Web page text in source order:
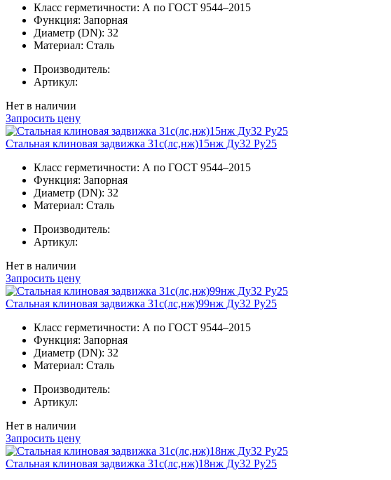
Класс герметичности: А по ГОСТ 9544–2015
Функция: Запорная
Диаметр (DN): 32
Материал: Сталь
Производитель:
Артикул:
Нет в наличии
Запросить цену
Стальная клиновая задвижка 31с(лс,нж)15нж Ду32 Ру25
Класс герметичности: А по ГОСТ 9544–2015
Функция: Запорная
Диаметр (DN): 32
Материал: Сталь
Производитель:
Артикул:
Нет в наличии
Запросить цену
Стальная клиновая задвижка 31с(лс,нж)99нж Ду32 Ру25
Класс герметичности: А по ГОСТ 9544–2015
Функция: Запорная
Диаметр (DN): 32
Материал: Сталь
Производитель:
Артикул:
Нет в наличии
Запросить цену
Стальная клиновая задвижка 31с(лс,нж)18нж Ду32 Ру25